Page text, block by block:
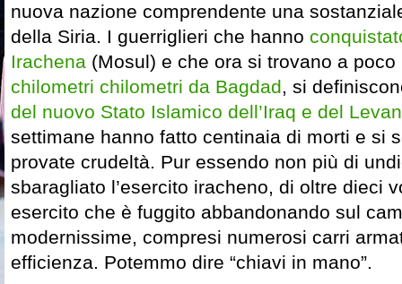
nuova nazione comprendente una
della Siria. I guerriglieri che hanno
Irachena (Mosul) e che ora si trovano a
chilometri chilometri da Bagdad, si
del nuovo Stato Islamico dell’Iraq e del
settimane hanno fatto centinaia di morti e si
provate crudeltà. Pur essendo non più di
sbaragliato l’esercito iracheno, di oltre dieci
esercito che è fuggito abbandonando sul
modernissime, compresi numerosi carri
efficienza. Potemmo dire “chiavi in mano”.